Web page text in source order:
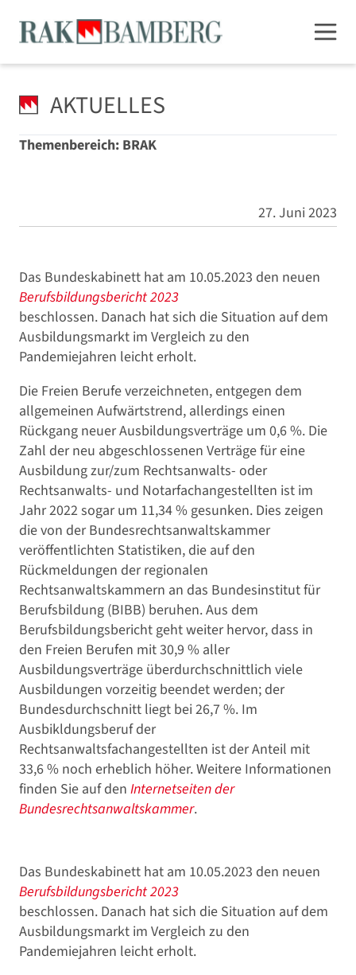
AKTUELLES
Themenbereich: BRAK
27. Juni 2023
Das Bundeskabinett hat am 10.05.2023 den neuen
Berufsbildungsbericht 2023
beschlossen. Danach hat sich die Situation auf dem
Ausbildungsmarkt im Vergleich zu den
Pandemiejahren leicht erholt.
Die Freien Berufe verzeichneten, entgegen dem
allgemeinen Aufwärtstrend, allerdings einen
Rückgang neuer Ausbildungsverträge um 0,6 %. Die
Zahl der neu abgeschlossenen Verträge für eine
Ausbildung zur/zum Rechtsanwalts- oder
Rechtsanwalts- und Notarfachangestellten ist im
Jahr 2022 sogar um 11,34 % gesunken. Dies zeigen
die von der Bundesrechtsanwaltskammer
veröffentlichten Statistiken, die auf den
Rückmeldungen der regionalen
Rechtsanwaltskammern an das Bundesinstitut für
Berufsbildung (BIBB) beruhen. Aus dem
Berufsbildungsbericht geht weiter hervor, dass in
den Freien Berufen mit 30,9 % aller
Ausbildungsverträge überdurchschnittlich viele
Ausbildungen vorzeitig beendet werden; der
Bundesdurchschnitt liegt bei 26,7 %. Im
Ausbikldungsberuf der
Rechtsanwaltsfachangestellten ist der Anteil mit
33,6 % noch erheblich höher. Weitere Informationen
finden Sie auf den Internetseiten der
Bundesrechtsanwaltskammer.
Das Bundeskabinett hat am 10.05.2023 den neuen
Berufsbildungsbericht 2023
beschlossen. Danach hat sich die Situation auf dem
Ausbildungsmarkt im Vergleich zu den
Pandemiejahren leicht erholt.